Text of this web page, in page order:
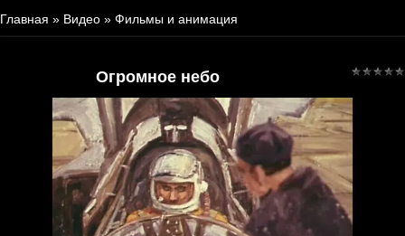
Главная » Видео » Фильмы и анимация
Огромное небо